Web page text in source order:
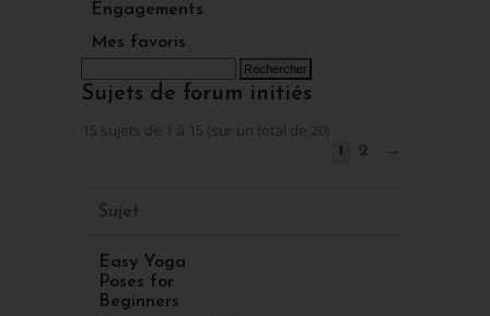
Engagements
Mes favoris
Sujets de forum initiés
15 sujets de 1 à 15 (sur un total de 20)
1 2 →
Sujet
Easy Yoga
Poses for
Beginners